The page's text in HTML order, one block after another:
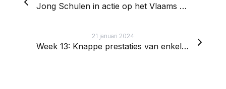
Jong Schulen in actie op het Vlaams Jeugdcriterium
21 januari 2024
Week 13: Knappe prestaties van enkele ploegen